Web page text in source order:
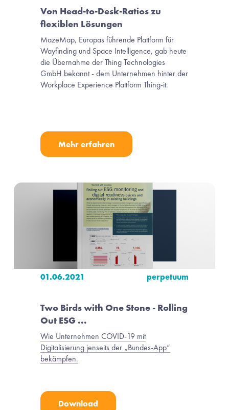
Von Head-to-Desk-Ratios zu
flexiblen Lösungen
MazeMap, Europas führende Plattform für
Wayfinding und Space Intelligence, gab heute
die Übernahme der Thing Technologies
GmbH bekannt - dem Unternehmen hinter der
Workplace Experience Plattform Thing-it.
Mehr erfahren
01.06.2021 perpetuum
Two Birds with One Stone - Rolling
Out ESG ...
Wie Unternehmen COVID-19 mit
Digitalisierung jenseits der „Bundes-App“
bekämpfen.
Download